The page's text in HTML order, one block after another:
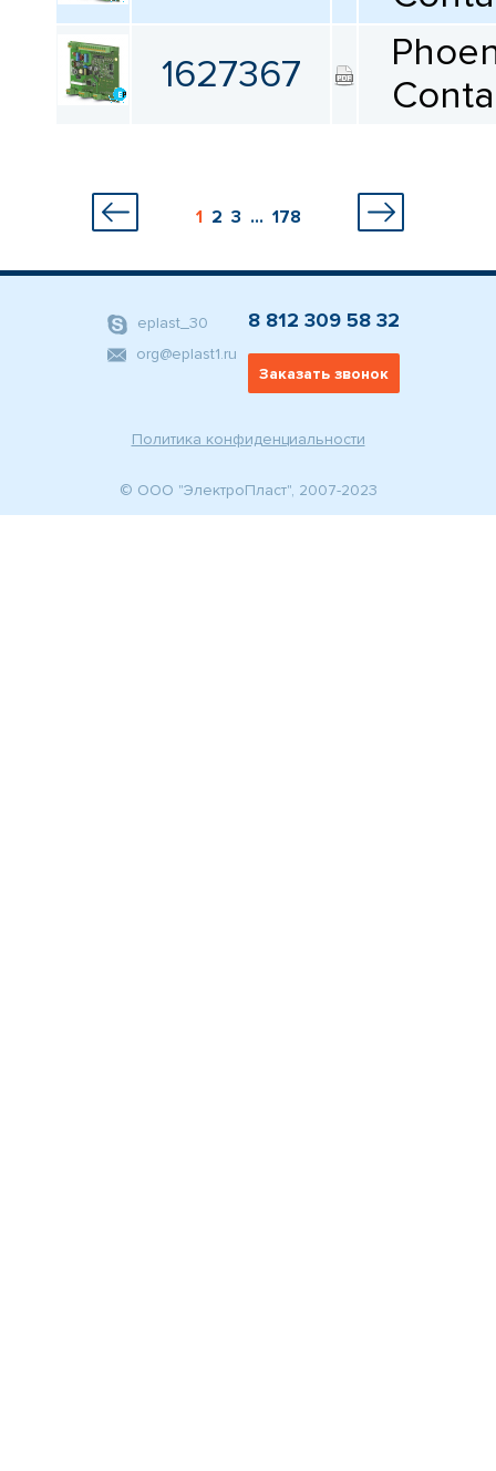
1627367
1 2 3 ... 178
Политика конфиденциальности
eplast_30
org@eplast1.ru
8 812 309 58 32
Заказать звонок
© ООО "ЭлектроПласт", 2007-2023